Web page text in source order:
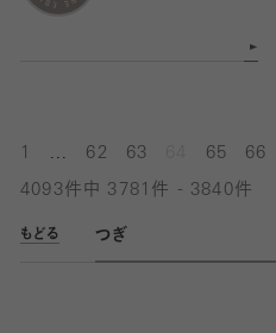
62 63 65 66
4093件中 3781件 - 3840件
もどる つぎ